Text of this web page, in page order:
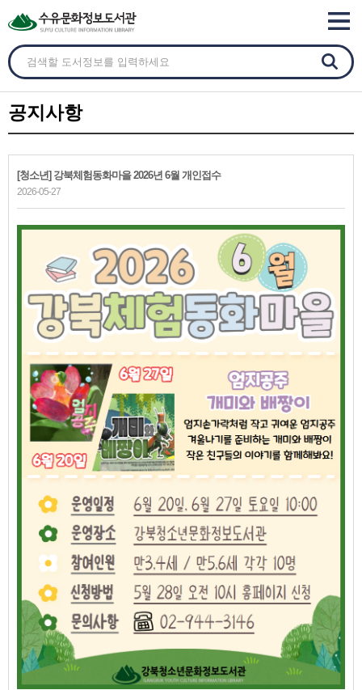
공지사항
[청소년] 강북체험동화마을 2026년 6월 개인접수
2026-05-27